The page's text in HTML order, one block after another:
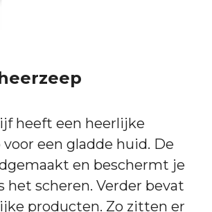
heeft een heerlijke
een gladde huid. De
en beschermt je
het scheren. Verder bevat
producten. Zo zitten er